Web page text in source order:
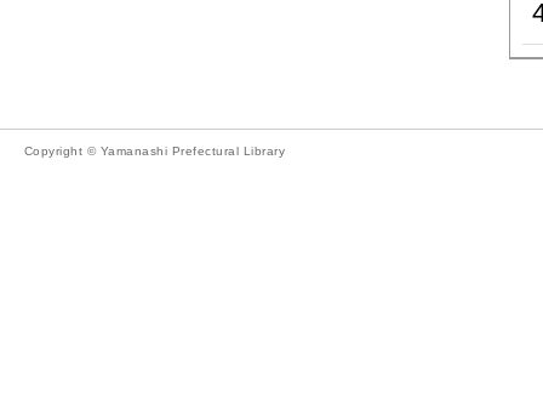
Copyright © Yamanashi Prefectural Library